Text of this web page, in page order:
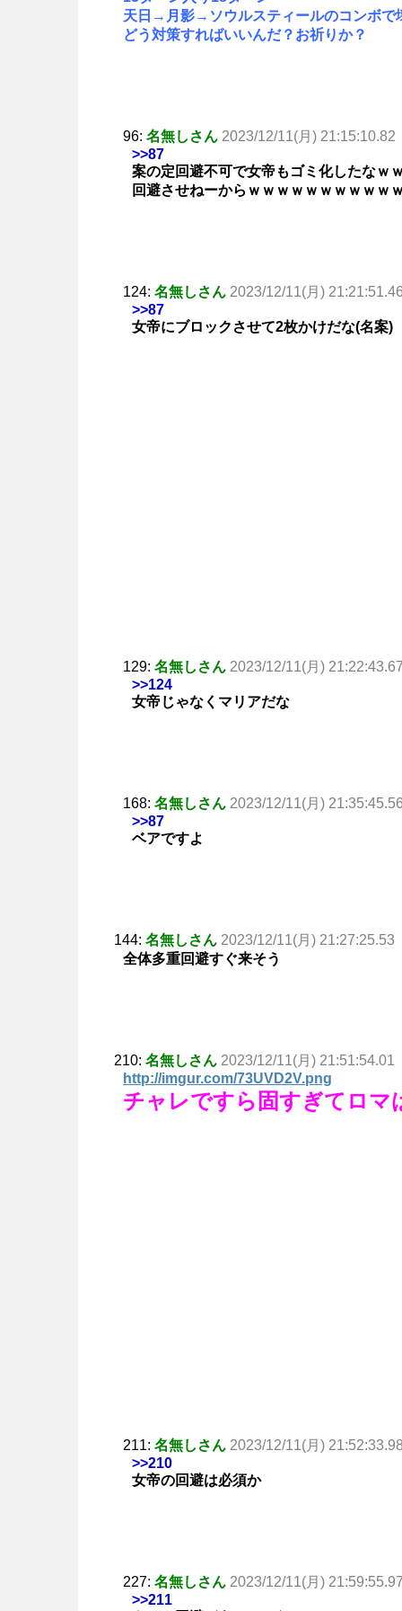
天日→月影→ソウルスティールのコンボで
どう対策すればいいんだ？お祈りか？
96: 名無しさん 2023/12/11(月) 21:15:10.82
>>87
案の定回避不可で女帝もゴミ化したなｗ
回避させねーからｗｗｗｗｗｗｗｗｗｗ
124: 名無しさん 2023/12/11(月) 21:21:51.46
>>87
女帝にブロックさせて2枚かけだな(名案)
129: 名無しさん 2023/12/11(月) 21:22:43.67
>>124
女帝じゃなくマリアだな
168: 名無しさん 2023/12/11(月) 21:35:45.56
>>87
ベアですよ
144: 名無しさん 2023/12/11(月) 21:27:25.53
全体多重回避すぐ来そう
210: 名無しさん 2023/12/11(月) 21:51:54.01
http://imgur.com/73UVD2V.png
チャレですら固すぎてロマ
211: 名無しさん 2023/12/11(月) 21:52:33.98
>>210
女帝の回避は必須か
227: 名無しさん 2023/12/11(月) 21:59:55.97
>>211